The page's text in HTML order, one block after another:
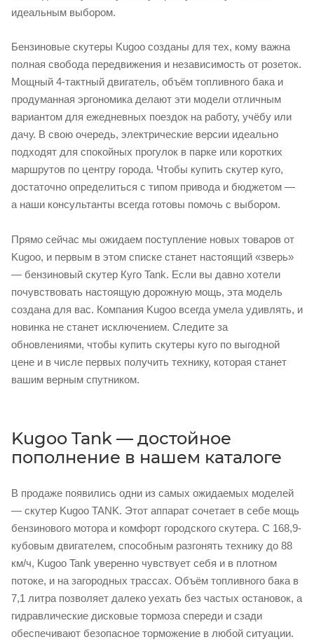
идеальным выбором.
Бензиновые скутеры Kugoo созданы для тех, кому важна
полная свобода передвижения и независимость от розеток.
Мощный 4-тактный двигатель, объём топливного бака и
продуманная эргономика делают эти модели отличным
вариантом для ежедневных поездок на работу, учёбу или
дачу. В свою очередь, электрические версии идеально
подходят для спокойных прогулок в парке или коротких
маршрутов по центру города. Чтобы купить скутер куго,
достаточно определиться с типом привода и бюджетом —
а наши консультанты всегда готовы помочь с выбором.
Прямо сейчас мы ожидаем поступление новых товаров от
Kugoo, и первым в этом списке станет настоящий «зверь»
— бензиновый скутер Куго Tank. Если вы давно хотели
почувствовать настоящую дорожную мощь, эта модель
создана для вас. Компания Kugoo всегда умела удивлять, и
новинка не станет исключением. Следите за
обновлениями, чтобы купить скутеры куго по выгодной
цене и в числе первых получить технику, которая станет
вашим верным спутником.
Kugoo Tank — достойное
пополнение в нашем каталоге
В продаже появились одни из самых ожидаемых моделей
— скутер Kugoo TANK. Этот аппарат сочетает в себе мощь
бензинового мотора и комфорт городского скутера. С 168,9-
кубовым двигателем, способным разгонять технику до 88
км/ч, Kugoo Tank уверенно чувствует себя и в плотном
потоке, и на загородных трассах. Объём топливного бака в
7,1 литра позволяет далеко уехать без частых остановок, а
гидравлические дисковые тормоза спереди и сзади
обеспечивают безопасное торможение в любой ситуации.